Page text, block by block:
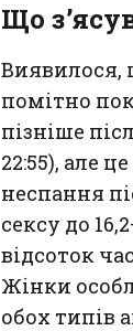
Що
Виявилося,
помітно
пізніше
22:55), але
неспання
сексу до
відсоток
Жінки
обох типів